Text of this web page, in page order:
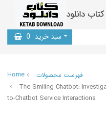
کتاب دانلود
سبد خرید 0
Home
فهرست محصولات
The Smiling Chatbot:
to-Chatbot Service Interactions